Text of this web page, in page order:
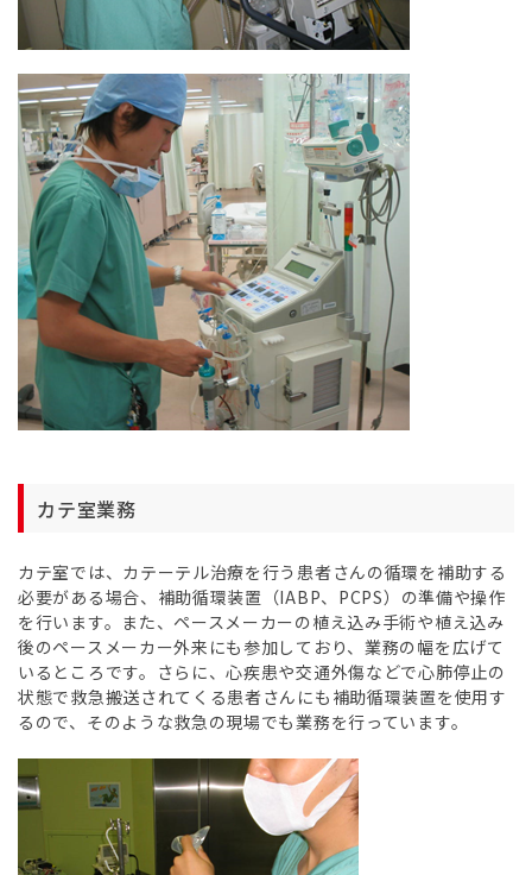
カテ室業務
カテ室では、カテーテル治療を行う患者さんの循環を補助する
必要がある場合、補助循環装置（IABP、PCPS）の準備や操作
を行います。また、ペースメーカーの植え込み手術や植え込み
後のペースメーカー外来にも参加しており、業務の幅を広げて
いるところです。さらに、心疾患や交通外傷などで心肺停止の
状態で救急搬送されてくる患者さんにも補助循環装置を使用す
るので、そのような救急の現場でも業務を行っています。